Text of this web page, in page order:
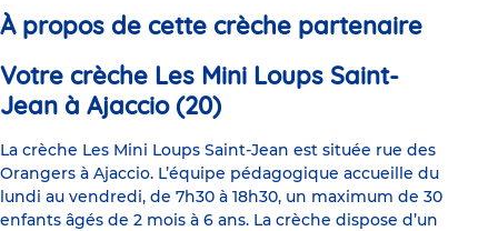
À propos de cette crèche partenaire
Votre crèche Les Mini Loups Saint-
Jean à Ajaccio (20)
La crèche Les Mini Loups Saint-Jean est située rue des
Orangers à Ajaccio. L’équipe pédagogique accueille du
lundi au vendredi, de 7h30 à 18h30, un maximum de 30
enfants âgés de 2 mois à 6 ans. La crèche dispose d’un